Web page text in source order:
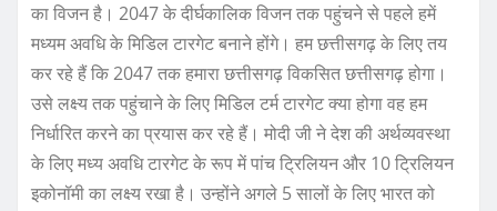
का विजन है। 2047 के दीर्घकालिक विजन तक पहुंचने से पहले हमें
मध्यम अवधि के मिडिल टारगेट बनाने होंगे। हम छत्तीसगढ़ के लिए तय
कर रहे हैं कि 2047 तक हमारा छत्तीसगढ़ विकसित छत्तीसगढ़ होगा।
उसे लक्ष्य तक पहुंचाने के लिए मिडिल टर्म टारगेट क्या होगा वह हम
निर्धारित करने का प्रयास कर रहे हैं। मोदी जी ने देश की अर्थव्यवस्था
के लिए मध्य अवधि टारगेट के रूप में पांच ट्रिलियन और 10 ट्रिलियन
इकोनॉमी का लक्ष्य रखा है। उन्होंने अगले 5 सालों के लिए भारत को